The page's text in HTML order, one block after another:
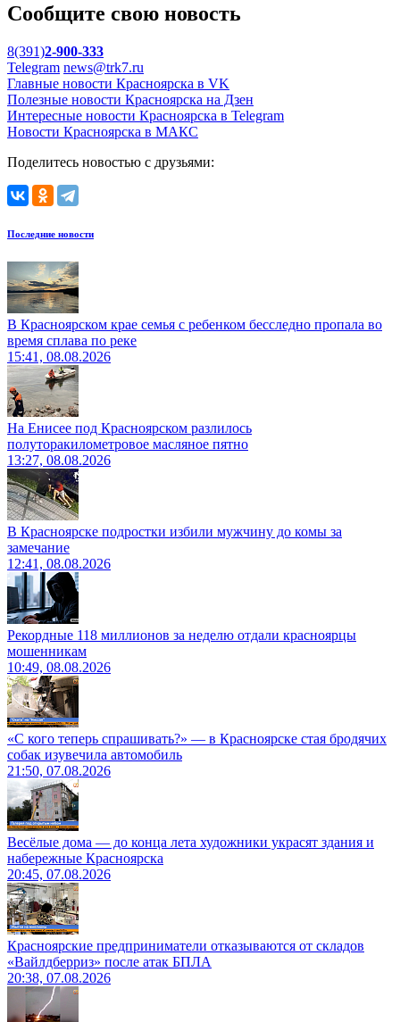
Сообщите свою новость
8(391)2-900-333
Telegram news@trk7.ru
Главные новости Красноярска в VK
Полезные новости Красноярска на Дзен
Интересные новости Красноярска в Telegram
Новости Красноярска в МАКС
Поделитесь новостью с друзьями:
Последние новости
В Красноярском крае семья с ребенком бесследно пропала во
время сплава по реке
15:41, 08.08.2026
На Енисее под Красноярском разлилось
полуторакилометровое масляное пятно
13:27, 08.08.2026
В Красноярске подростки избили мужчину до комы за
замечание
12:41, 08.08.2026
Рекордные 118 миллионов за неделю отдали красноярцы
мошенникам
10:49, 08.08.2026
«С кого теперь спрашивать?» — в Красноярске стая бродячих
собак изувечила автомобиль
21:50, 07.08.2026
Весёлые дома — до конца лета художники украсят здания и
набережные Красноярска
20:45, 07.08.2026
Красноярские предприниматели отказываются от складов
«Вайлдберриз» после атак БПЛА
20:38, 07.08.2026